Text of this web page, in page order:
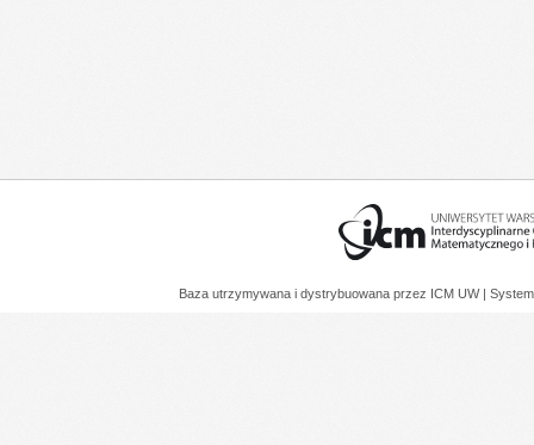
Baza utrzymywana i dystrybuowana przez ICM UW |